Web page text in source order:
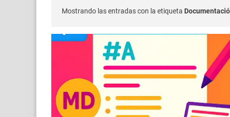
Mostrando las entradas con la etiqueta